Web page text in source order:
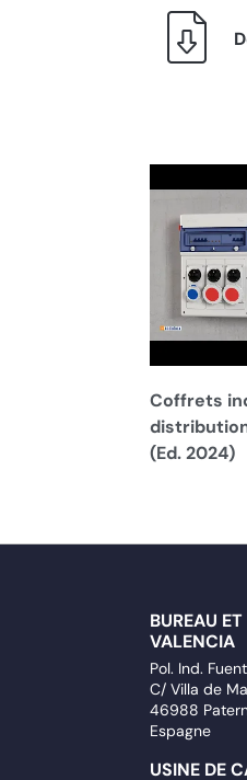
Coffrets
(Ed. 2024)
BUREAU
VALENCIA
Pol. Ind.
C/ Villa de
46988
Espagne
USINE DE